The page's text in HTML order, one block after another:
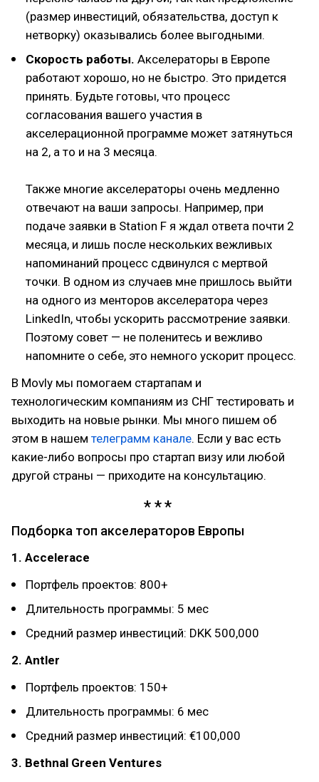
(размер инвестиций, обязательства, доступ к
нетворку) оказывались более выгодными.
Скорость работы. Акселераторы в Европе
работают хорошо, но не быстро. Это придется
принять. Будьте готовы, что процесс
согласования вашего участия в
акселерационной программе может затянуться
на 2, а то и на 3 месяца.
Также многие акселераторы очень медленно
отвечают на ваши запросы. Например, при
подаче заявки в Station F я ждал ответа почти 2
месяца, и лишь после нескольких вежливых
напоминаний процесс сдвинулся с мертвой
точки. В одном из случаев мне пришлось выйти
на одного из менторов акселератора через
LinkedIn, чтобы ускорить рассмотрение заявки.
Поэтому совет — не поленитесь и вежливо
напомните о себе, это немного ускорит процесс.
В Movly мы помогаем стартапам и
технологическим компаниям из СНГ тестировать и
выходить на новые рынки. Мы много пишем об
этом в нашем телеграмм канале. Если у вас есть
какие-либо вопросы про стартап визу или любой
другой страны — приходите на консультацию.
Подборка топ акселераторов Европы
1. Accelerace
Портфель проектов: 800+
Длительность программы: 5 мес
Средний размер инвестиций: DKK 500,000
2. Antler
Портфель проектов: 150+
Длительность программы: 6 мес
Средний размер инвестиций: €100,000
3. Bethnal Green Ventures